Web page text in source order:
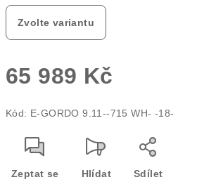
Zvolte variantu
65 989 Kč
cena:
Kód: E-GORDO 9.11--715 WH- -18-
Zeptat se Hlídat Sdílet